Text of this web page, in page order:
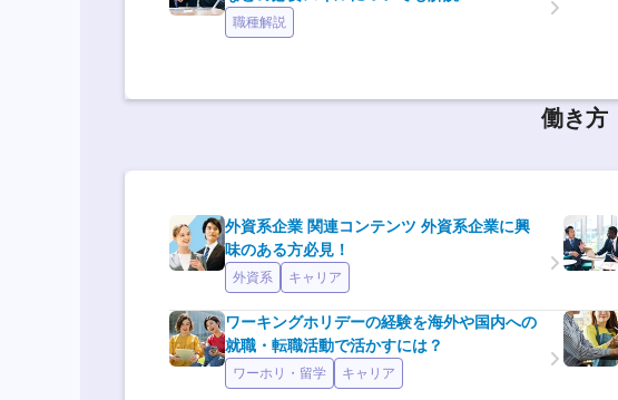
職種解説
働き方
外資系企業 関連コンテンツ 外資系企業に興
味のある方必見！
外資系 キャリア
ワーキングホリデーの経験を海外や国内への
就職・転職活動で活かすには？
ワーホリ・留学 キャリア